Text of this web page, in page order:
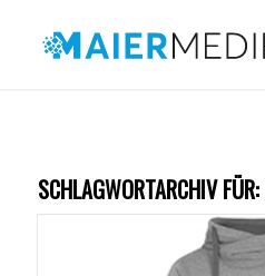
SCHLAGWORTARCHIV FÜR: